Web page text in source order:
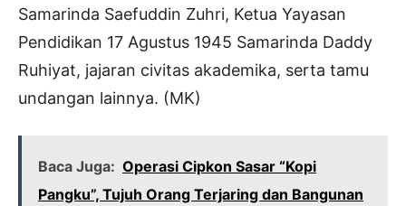
Samarinda Saefuddin Zuhri, Ketua Yayasan
Pendidikan 17 Agustus 1945 Samarinda Daddy
Ruhiyat, jajaran civitas akademika, serta tamu
undangan lainnya. (MK)
Baca Juga: Operasi Cipkon Sasar “Kopi
Pangku”, Tujuh Orang Terjaring dan Bangunan